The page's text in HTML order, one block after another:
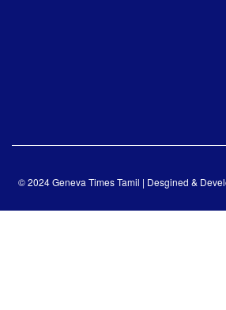
© 2024 Geneva Times Tamil | Desgined &